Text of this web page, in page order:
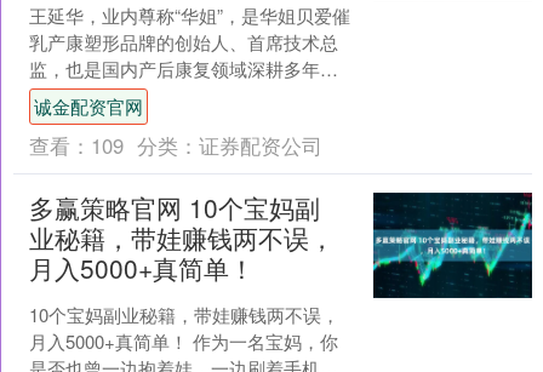
王延华，业内尊称“华姐”，是华姐贝爱催
乳产康塑形品牌的创始人、首席技术总
监，也是国内产后康复领域深耕多年的
资深专家。作为品牌灵魂人物，她以专
业匠心与女性共情力，....
诚金配资官网
查看： 109 分类： 证券配资公司
多赢策略官网 10个宝妈副
业秘籍，带娃赚钱两不误，
月入5000+真简单！
10个宝妈副业秘籍，带娃赚钱两不误，
月入5000+真简单！ 作为一名宝妈，你